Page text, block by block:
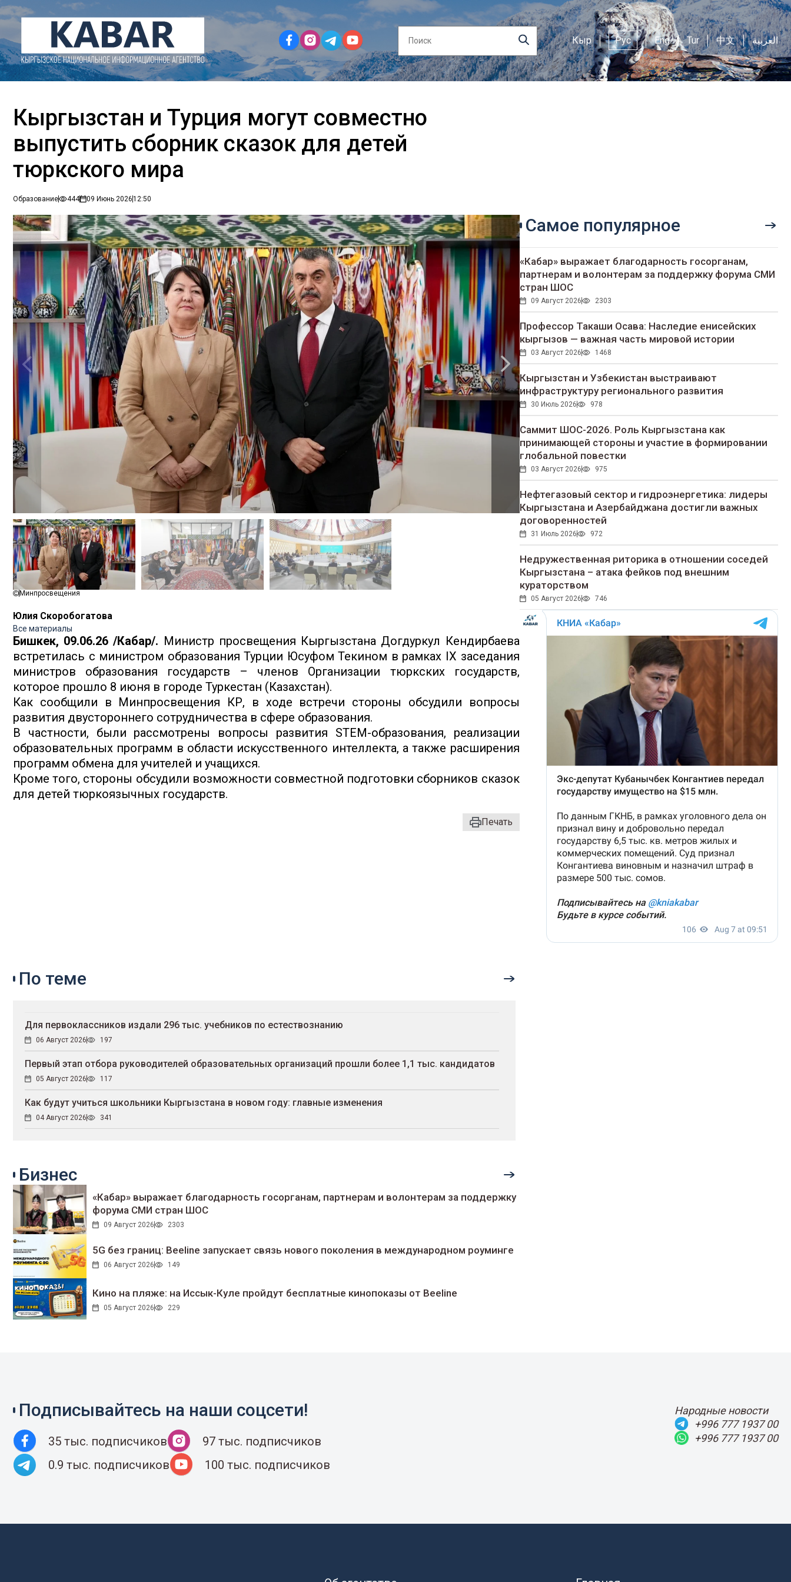
Кыр Рус Eng Tur 中文 العربية
Кыргызстан и Турция могут совместно
выпустить сборник сказок для детей
тюркского мира
Образование 444 09 Июнь 202612:50
Минпросвещения
Юлия Скоробогатова
Все материалы
Бишкек, 09.06.26 /Кабар/. Министр просвещения Кыргызстана Догдуркул Кендирбаева
встретилась с министром образования Турции Юсуфом Текином в рамках IX заседания
министров образования государств – членов Организации тюркских государств,
которое прошло 8 июня в городе Туркестан (Казахстан).
Как сообщили в Минпросвещения КР, в ходе встречи стороны обсудили вопросы
развития двустороннего сотрудничества в сфере образования.
В частности, были рассмотрены вопросы развития STEM-образования, реализации
образовательных программ в области искусственного интеллекта, а также расширения
программ обмена для учителей и учащихся.
Кроме того, стороны обсудили возможности совместной подготовки сборников сказок
для детей тюркоязычных государств.
Печать
Самое популярное
«Кабар» выражает благодарность госорганам,
партнерам и волонтерам за поддержку форума СМИ
стран ШОС
09 Август 2026 2303
Профессор Такаши Осава: Наследие енисейских
кыргызов — важная часть мировой истории
03 Август 2026 1468
Кыргызстан и Узбекистан выстраивают
инфраструктуру регионального развития
30 Июль 2026 978
Саммит ШОС-2026. Роль Кыргызстана как
принимающей стороны и участие в формировании
глобальной повестки
03 Август 2026 975
Нефтегазовый сектор и гидроэнергетика: лидеры
Кыргызстана и Азербайджана достигли важных
договоренностей
31 Июль 2026 972
Недружественная риторика в отношении соседей
Кыргызстана – атака фейков под внешним
кураторством
05 Август 2026 746
По теме
Для первоклассников издали 296 тыс. учебников по естествознанию
06 Август 2026 197
Первый этап отбора руководителей образовательных организаций прошли более 1,1 тыс. кандидатов
05 Август 2026 117
Как будут учиться школьники Кыргызстана в новом году: главные изменения
04 Август 2026 341
Бизнес
«Кабар» выражает благодарность госорганам, партнерам и волонтерам за поддержку
форума СМИ стран ШОС
09 Август 2026 2303
5G без границ: Beeline запускает связь нового поколения в международном роуминге
06 Август 2026 149
Кино на пляже: на Иссык-Куле пройдут беcплатные кинопоказы от Beeline
05 Август 2026 229
Подписывайтесь на наши соцсети!
35 тыс. подписчиков
97 тыс. подписчиков
0.9 тыс. подписчиков
100 тыс. подписчиков
Народные новости
+996 777 1937 00
+996 777 1937 00